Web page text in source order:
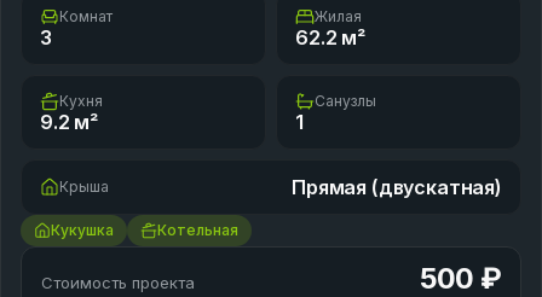
Комнат
3
Жилая
62.2 м²
Кухня
9.2 м²
Санузлы
1
Крыша Прямая (двускатная)
Кукушка Котельная
Стоимость проекта 500 ₽